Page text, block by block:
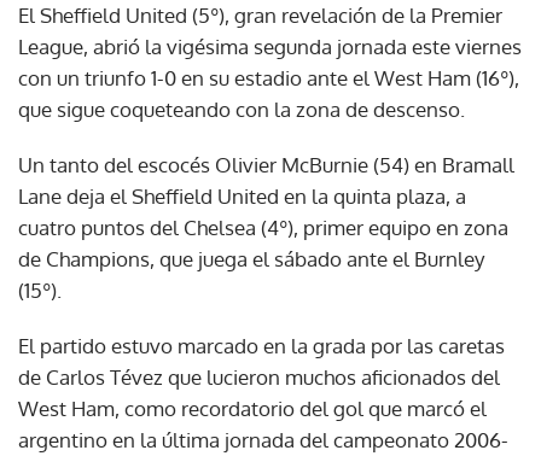
El Sheffield United (5º), gran revelación de la Premier
League, abrió la vigésima segunda jornada este viernes
con un triunfo 1-0 en su estadio ante el West Ham (16º),
que sigue coqueteando con la zona de descenso.
Un tanto del escocés Olivier McBurnie (54) en Bramall
Lane deja el Sheffield United en la quinta plaza, a
cuatro puntos del Chelsea (4º), primer equipo en zona
de Champions, que juega el sábado ante el Burnley
(15º).
El partido estuvo marcado en la grada por las caretas
de Carlos Tévez que lucieron muchos aficionados del
West Ham, como recordatorio del gol que marcó el
argentino en la última jornada del campeonato 2006-